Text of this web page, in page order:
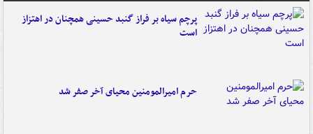
پرچم سیاه بر فراز گنبد حسینی همچنان در اهتزاز
است
حرم امیرالمومنین محیای آخر صفر شد